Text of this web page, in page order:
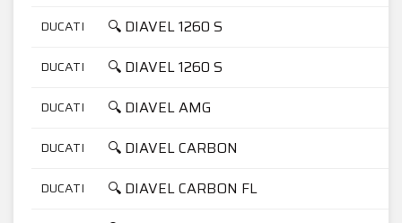
DUCATI 🔍 DIAVEL 1260 S
DUCATI 🔍 DIAVEL 1260 S
DUCATI 🔍 DIAVEL AMG
DUCATI 🔍 DIAVEL CARBON
DUCATI 🔍 DIAVEL CARBON FL